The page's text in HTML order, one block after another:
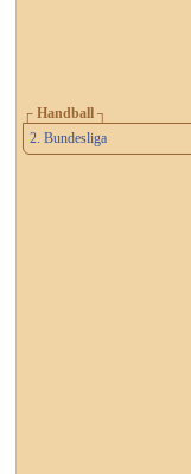
┌ Handball ┐
2. Bundesliga